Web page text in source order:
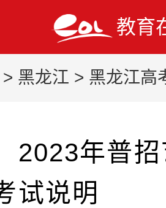
教育
> 黑龙江 > 黑龙江高
2023年普
试说明